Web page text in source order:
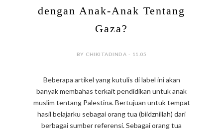
dengan Anak-Anak Tentang
Gaza?
BY CHIKITADINDA - 11.05
Beberapa artikel yang kutulis di label ini akan
banyak membahas terkait pendidikan untuk anak
muslim tentang Palestina. Bertujuan untuk tempat
hasil belajarku sebagai orang tua (biidznillah) dari
berbagai sumber referensi. Sebagai orang tua